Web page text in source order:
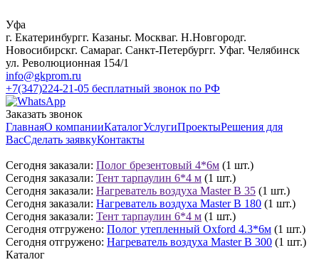
Уфа
г. Екатеринбургг. Казаньг. Москваг. Н.Новгородг.
Новосибирскг. Самараг. Санкт-Петербургг. Уфаг. Челябинск
ул. Революционная 154/1
info@gkprom.ru
+7(347)224-21-05 бесплатный звонок по РФ
Заказать звонок
ГлавнаяО компанииКаталогУслугиПроектыРешения для
ВасСделать заявкуКонтакты
Сегодня заказали: Полог брезентовый 4*6м (1 шт.)
Сегодня заказали: Тент тарпаулин 6*4 м (1 шт.)
Сегодня заказали: Нагреватель воздуха Master B 35 (1 шт.)
Сегодня заказали: Нагреватель воздуха Master B 180 (1 шт.)
Сегодня заказали: Тент тарпаулин 6*4 м (1 шт.)
Сегодня отгружено: Полог утепленный Oxford 4.3*6м (1 шт.)
Сегодня отгружено: Нагреватель воздуха Master B 300 (1 шт.)
Каталог